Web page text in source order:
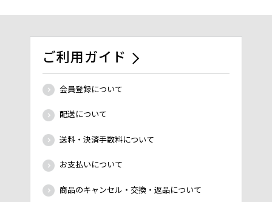
ご利用ガイド
会員登録について
配送について
送料・決済手数料について
お支払いについて
商品のキャンセル・交換・返品について